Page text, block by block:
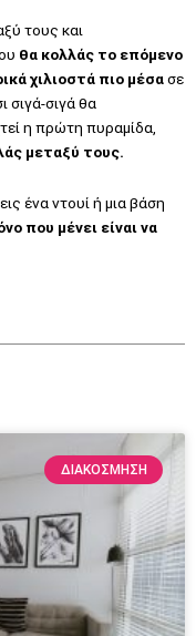
τους και
θα κολλάς το επόμενο
χιλιοστά πιο μέσασε
σιγά-σιγά θα
η πρώτη πυραμίδα,
μεταξύ τους.
ένα ντουί ή μια βάση
που μένει είναι να
ΔΙΑΚΌΣΜΗΣΗ